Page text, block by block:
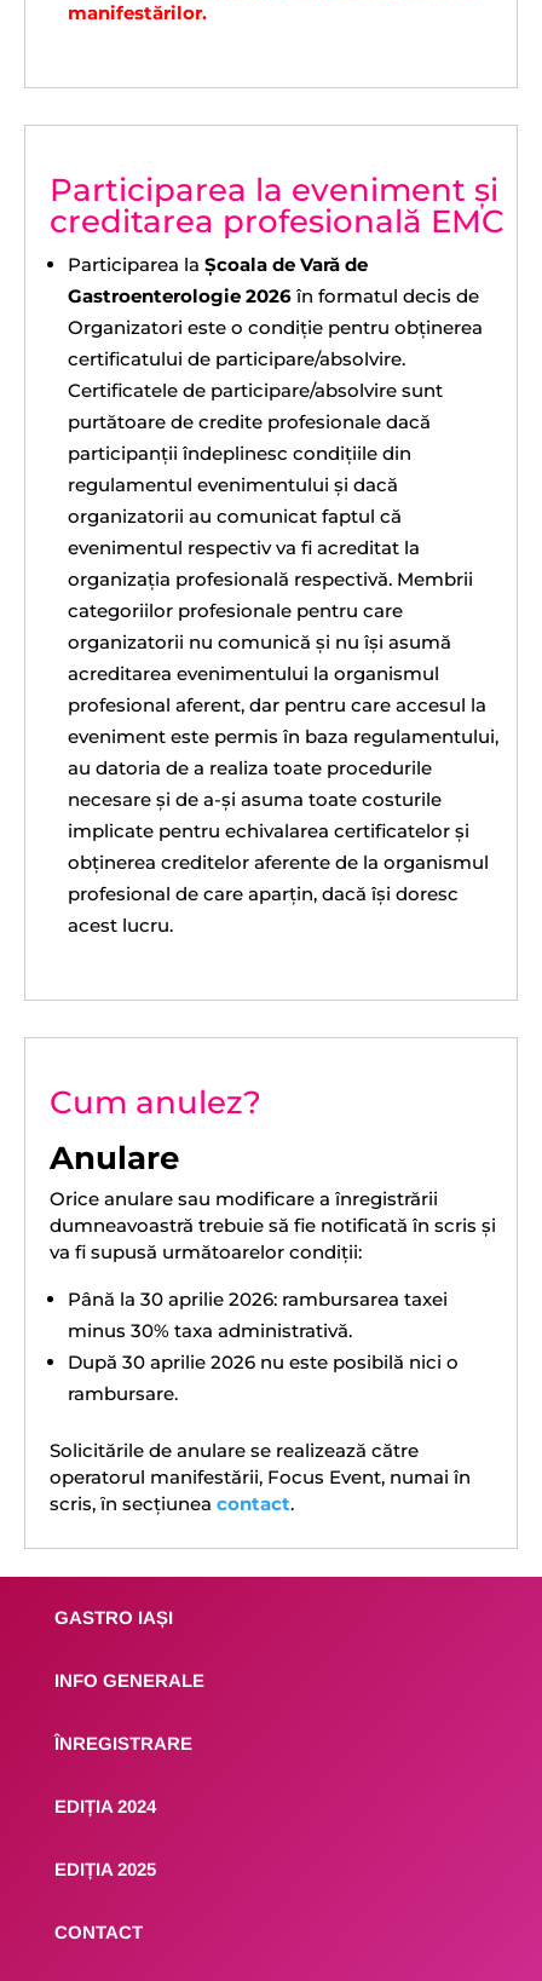
manifestărilor.
Participarea la eveniment și
creditarea profesională EMC
Participarea la Școala de Vară de
Gastroenterologie 2026 în formatul decis de
Organizatori este o condiție pentru obținerea
certificatului de participare/absolvire.
Certificatele de participare/absolvire sunt
purtătoare de credite profesionale dacă
participanții îndeplinesc condițiile din
regulamentul evenimentului și dacă
organizatorii au comunicat faptul că
evenimentul respectiv va fi acreditat la
organizația profesională respectivă. Membrii
categoriilor profesionale pentru care
organizatorii nu comunică și nu își asumă
acreditarea evenimentului la organismul
profesional aferent, dar pentru care accesul la
eveniment este permis în baza regulamentului,
au datoria de a realiza toate procedurile
necesare și de a-și asuma toate costurile
implicate pentru echivalarea certificatelor și
obținerea creditelor aferente de la organismul
profesional de care aparțin, dacă își doresc
acest lucru.
Cum anulez?
Anulare
Orice anulare sau modificare a înregistrării
dumneavoastră trebuie să fie notificată în scris și
va fi supusă următoarelor condiții:
Până la 30 aprilie 2026: rambursarea taxei
minus 30% taxa administrativă.
După 30 aprilie 2026 nu este posibilă nici o
rambursare.
Solicitările de anulare se realizează către
operatorul manifestării, Focus Event, numai în
scris, ȋn secțiunea contact.
GASTRO IAȘI
INFO GENERALE
ÎNREGISTRARE
EDIȚIA 2024
EDIȚIA 2025
CONTACT